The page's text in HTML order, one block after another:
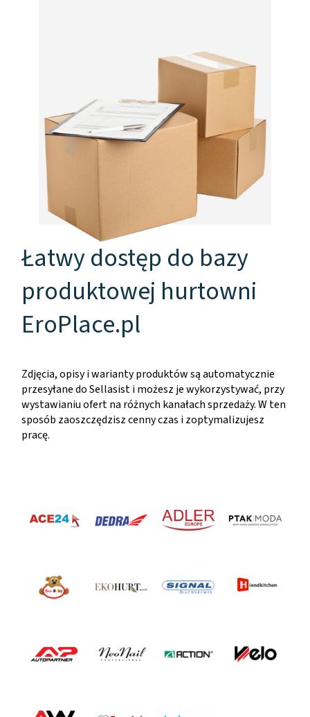
Łatwy dostęp do bazy
produktowej hurtowni
EroPlace.pl
Zdjęcia, opisy i warianty produktów są automatycznie
przesyłane do Sellasist i możesz je wykorzystywać, przy
wystawianiu ofert na różnych kanałach sprzedaży. W ten
sposób zaoszczędzisz cenny czas i zoptymalizujesz
pracę.